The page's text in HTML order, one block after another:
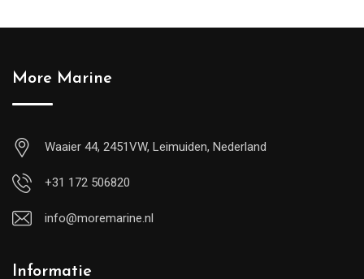
More Marine
Waaier 44, 2451VW, Leimuiden, Nederland
+31 172 506820
info@moremarine.nl
Informatie